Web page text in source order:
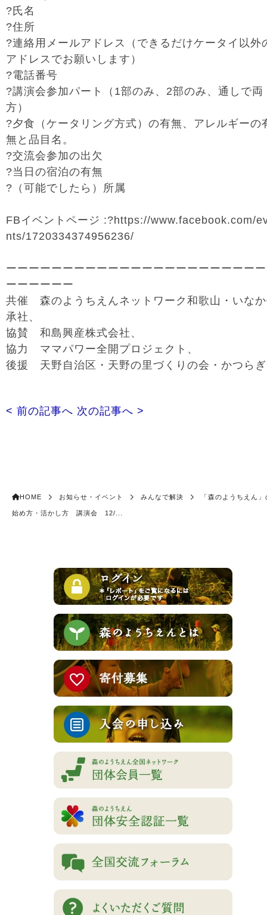
?氏名
?住所
?連絡用メールアドレス（できるだけケータイ以外
アドレスでお願いします）
?電話番号
?講演会参加パート（1部のみ、2部のみ、通しで両
方）
?夕食（ケータリング方式）の有無、アレルギーの
無と品目名。
?交流会参加の出欠
?当日の宿泊の有無
?（可能でしたら）所属
FBイベントページ :?https://www.facebook.com/
nts/1720334374956236/
ーーーーーーーーーーーーーーーーーーーーーー
ーーーーーー
共催 森のようちえんネットワーク和歌山・いな
承社、
協賛 和島興産株式会社、
協力 ママパワー全開プロジェクト、
後援 天野自治区・天野の里づくりの会・かつら
< 前の記事へ 次の記事へ >
HOME お知らせ・イベント みんなで解決 「森のようちえん」
始め方・活かし方 講演会 12/...